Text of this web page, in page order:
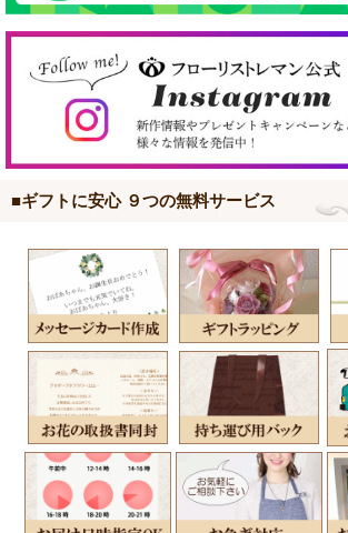
■ギフトに安心 ９つの無料サービス